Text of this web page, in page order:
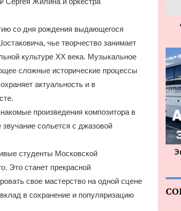
со дня рождения выдающегося
чье творчество занимает
культуре XX века. Музыкальное
сложные исторические процессы
актуальность и в
произведения композитора в
сольется с джазовой
студенты Московской
Это станет прекрасной
свое мастерство на одной сцене
в сохранение и популяризацию